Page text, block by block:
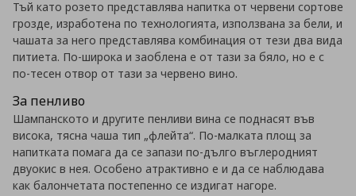
Тъй като розето представлява напитка от червени сортове
грозде, изработена по технологията, използвана за бели, и
чашата за него представлява комбинация от тези два вида
питиета. По-широка и заоблена е от тази за бяло, но е с
по-тесен отвор от тази за червено вино.
За пенливо
Шампанското и другите пенливи вина се поднасят във
висока, тясна чаша тип „флейта“. По-малката площ за
напитката помага да се запази по-дълго въглеродният
двуокис в нея. Особено атрактивно е и да се наблюдава
как балончетата постепенно се издигат нагоре.